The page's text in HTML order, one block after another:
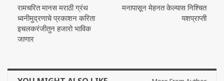
रामचरित मानस मराठी ग्रंथ
ध्वनीमुद्रणाचे प्रकाशन करिता
इचलकरंजीतुन हजारो भाविक
जाणार
मनापासून मेहनत केल्यास निश्चित
यशप्राप्ती